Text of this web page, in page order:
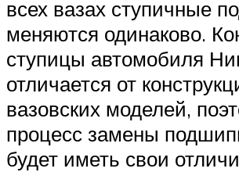
всех вазах ступичные
меняются одинаково.
ступицы автомобиля
отличается от
вазовских моделей,
процесс замены
будет иметь свои